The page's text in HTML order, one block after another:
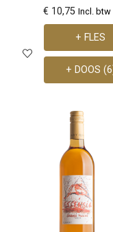
€ 10,75 Incl. btw
+ FLES
+ DOOS